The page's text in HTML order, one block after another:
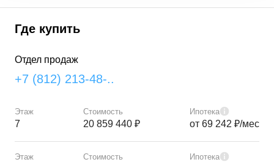
Где купить
Отдел продаж
+7 (812) 213-48-..
Этаж
7
Стоимость
20 859 440 ₽
Ипотека
от 69 242 ₽/мес
Этаж Стоимость Ипотека